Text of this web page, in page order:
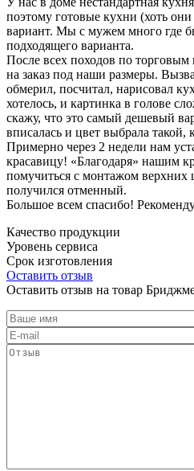
поэтому готовые кухни (хоть
вариант. Мы с мужем много где
подходящего варианта.
После всех походов по
на заказ под наши размеры.
обмерил, посчитал, нарисовал
хотелось, и картинка в голове
скажу, что это самый дешевый
вписалась и цвет выбрала такой,
Примерно через 2 недели нам
красавицу! «Благодаря» нашим
помучиться с монтажом верхних
получился отменный.
Большое всем спасибо!
Качество продукции
Уровень сервиса
Срок изготовления
Оставить отзыв
Оставить отзыв на товар